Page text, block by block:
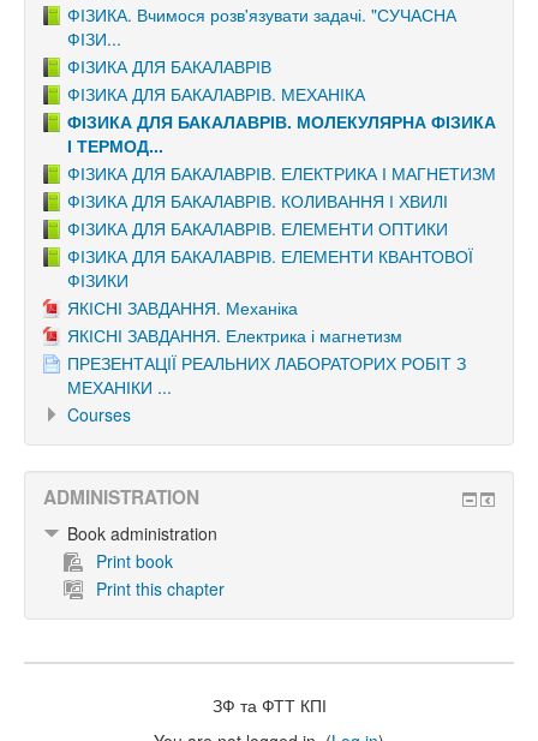
ФІЗИКА. Вчимося розв'язувати задачі. "СУЧАСНА
ФІЗИ...
ФІЗИКА ДЛЯ БАКАЛАВРІВ
ФІЗИКА ДЛЯ БАКАЛАВРІВ. МЕХАНІКА
ФІЗИКА ДЛЯ БАКАЛАВРІВ. МОЛЕКУЛЯРНА ФІЗИКА
І ТЕРМОД...
ФІЗИКА ДЛЯ БАКАЛАВРІВ. ЕЛЕКТРИКА І МАГНЕТИЗМ
ФІЗИКА ДЛЯ БАКАЛАВРІВ. КОЛИВАННЯ І ХВИЛІ
ФІЗИКА ДЛЯ БАКАЛАВРІВ. ЕЛЕМЕНТИ ОПТИКИ
ФІЗИКА ДЛЯ БАКАЛАВРІВ. ЕЛЕМЕНТИ КВАНТОВОЇ
ФІЗИКИ
ЯКІСНІ ЗАВДАННЯ. Механіка
ЯКІСНІ ЗАВДАННЯ. Електрика і магнетизм
ПРЕЗЕНТАЦІЇ РЕАЛЬНИХ ЛАБОРАТОРИХ РОБІТ З
МЕХАНІКИ ...
Courses
ADMINISTRATION
Book administration
Print book
Print this chapter
ЗФ та ФТТ КПІ